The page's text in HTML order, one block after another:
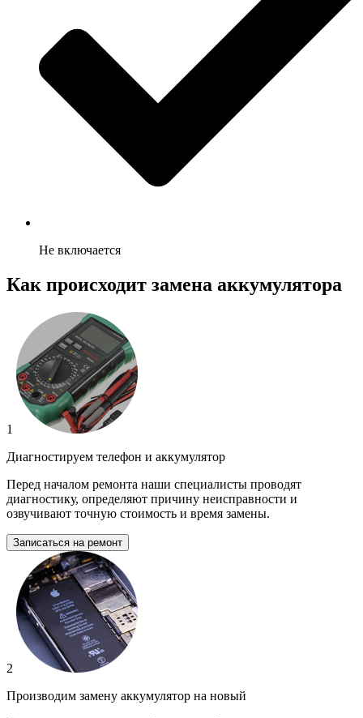
Не включается
Как происходит замена аккумулятора
1
Диагностируем телефон и аккумулятор
Перед началом ремонта наши специалисты проводят
диагностику, определяют причину неисправности и
озвучивают точную стоимость и время замены.
Записаться на ремонт
2
Производим замену аккумулятор на новый